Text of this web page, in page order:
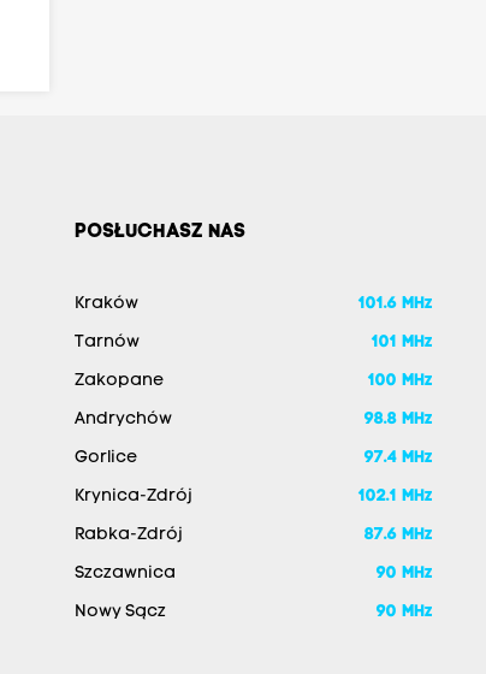
POSŁUCHASZ NAS
Kraków 101.6 MHz
Tarnów 101 MHz
Zakopane 100 MHz
Andrychów 98.8 MHz
Gorlice 97.4 MHz
Krynica-Zdrój 102.1 MHz
Rabka-Zdrój 87.6 MHz
Szczawnica 90 MHz
Nowy Sącz 90 MHz